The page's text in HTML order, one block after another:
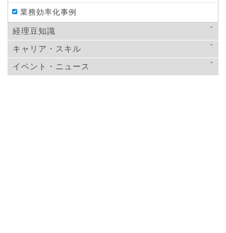
業務効率化事例
経理豆知識
法律
税金
キャリア・スキル
スキルアップ
イベント・ニュース